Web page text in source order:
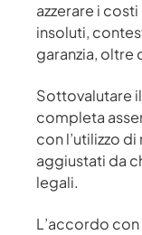
azzerare i
insoluti,
garanzia, oltre
Sottovalutare
completa
con l’utilizzo
aggiustati da
legali.
L’accordo